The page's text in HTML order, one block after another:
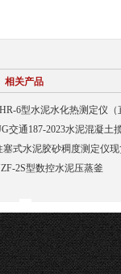
相关产品
6型水泥水化热测定仪（
交通187-2023水泥混凝土
塞式水泥胶砂稠度测定仪
2S型数控水泥压蒸釜